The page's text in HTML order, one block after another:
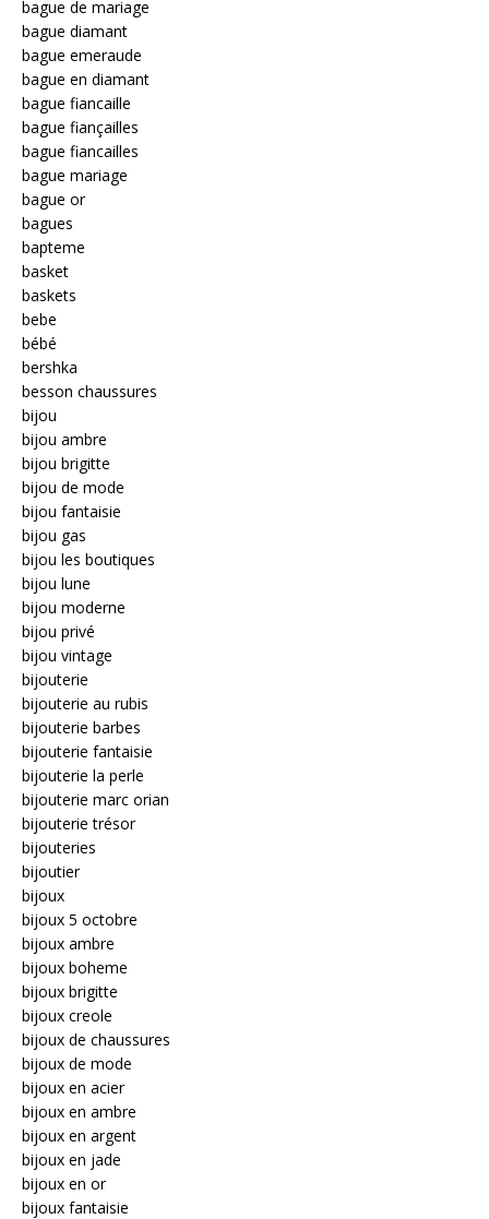
bague de mariage
bague diamant
bague emeraude
bague en diamant
bague fiancaille
bague fiançailles
bague fiancailles
bague mariage
bague or
bagues
bapteme
basket
baskets
bebe
bébé
bershka
besson chaussures
bijou
bijou ambre
bijou brigitte
bijou de mode
bijou fantaisie
bijou gas
bijou les boutiques
bijou lune
bijou moderne
bijou privé
bijou vintage
bijouterie
bijouterie au rubis
bijouterie barbes
bijouterie fantaisie
bijouterie la perle
bijouterie marc orian
bijouterie trésor
bijouteries
bijoutier
bijoux
bijoux 5 octobre
bijoux ambre
bijoux boheme
bijoux brigitte
bijoux creole
bijoux de chaussures
bijoux de mode
bijoux en acier
bijoux en ambre
bijoux en argent
bijoux en jade
bijoux en or
bijoux fantaisie